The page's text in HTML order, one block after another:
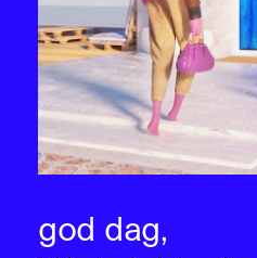
god dag,